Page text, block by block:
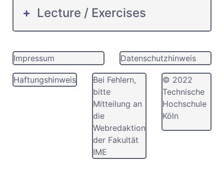
Lecture / Exercises
Impressum Datenschutzhinweis
Haftungshinweis
Bei Fehlern,
bitte
Mitteilung an
die
Webredaktion
der Fakultät
IME
© 2022
Technische
Hochschule
Köln